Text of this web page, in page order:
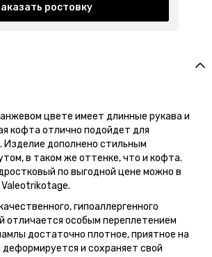
ростовку
цвете имеет длинные рукава и
кофта отлично подойдет для
Изделие дополнено стильным
в таком же оттенке, что и кофта.
по выгодной цене можно в
гипоаллергенного
отличается особым переплетением
достаточно плотное, приятное на
деформируется и сохраняет свой